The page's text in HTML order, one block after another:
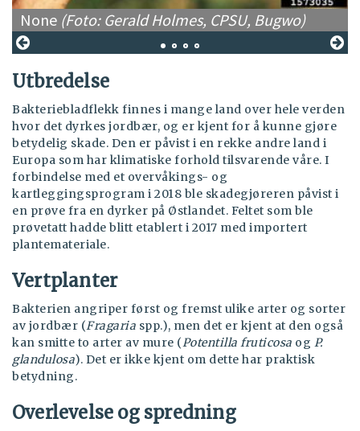
None (Foto: Gerald Holmes, CPSU, Bugwo)
Utbredelse
Bakteriebladflekk finnes i mange land over hele verden
hvor det dyrkes jordbær, og er kjent for å kunne gjøre
betydelig skade. Den er påvist i en rekke andre land i
Europa som har klimatiske forhold tilsvarende våre. I
forbindelse med et overvåkings- og
kartleggingsprogram i 2018 ble skadegjøreren påvist i
en prøve fra en dyrker på Østlandet. Feltet som ble
prøvetatt hadde blitt etablert i 2017 med importert
plantemateriale.
Vertplanter
Bakterien angriper først og fremst ulike arter og sorter
av jordbær (Fragaria spp.), men det er kjent at den også
kan smitte to arter av mure (Potentilla fruticosa og P.
glandulosa). Det er ikke kjent om dette har praktisk
betydning.
Overlevelse og spredning